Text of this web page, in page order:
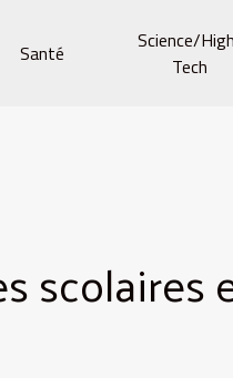
Santé
Science/
Tech
scolaires